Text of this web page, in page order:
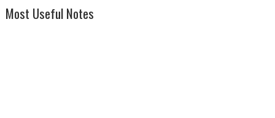
Most Useful Notes